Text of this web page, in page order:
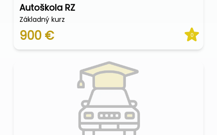
Autoškola RZ
Základný kurz
900 € 0